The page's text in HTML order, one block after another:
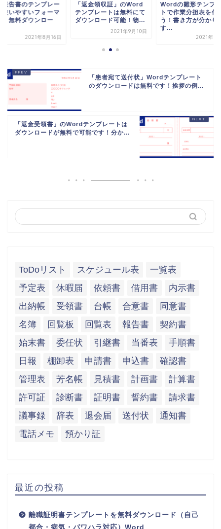
報告書のテンプレー
使いやすいフォーマ
！無料ダウンロー
2021年8月16日
「返金領収証」のWord
テンプレートは無料にて
ダウンロード可能！物...
2021年9月10日
Wordの雛形テンプ
トで作業分担表を作
う！書き方が分かり
す...
2021年8
「患者宛て送付状」Wordテンプレート
のダウンロードは無料です！挨拶の例...
「返金受領書」のWordテンプレートは
ダウンロードが無料で可能です！分か...
ToDoリスト スケジュール表
一覧表
予定表
休暇届 依頼書 借用書
内示書
出納帳
受領書 台帳 合意書
同意書
名簿
回覧板 回覧表 報告書
契約書
始末書
委任状 引継書 当番表
手順書
日報
棚卸表 申請書 申込書
確認書
管理表
芳名帳 見積書 計画書
計算書
許可証
診断書 証明書 誓約書
請求書
議事録
辞表 退会届 送付状
通知書
電話メモ
預かり証
最近の投稿
離職証明書テンプレートを無料ダウンロード（自己
都合・病気・パワハラ対応）Word